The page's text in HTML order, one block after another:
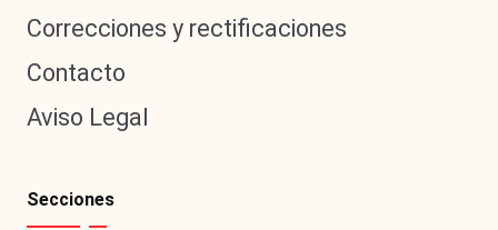
Correcciones y rectificaciones
Contacto
Aviso Legal
Secciones